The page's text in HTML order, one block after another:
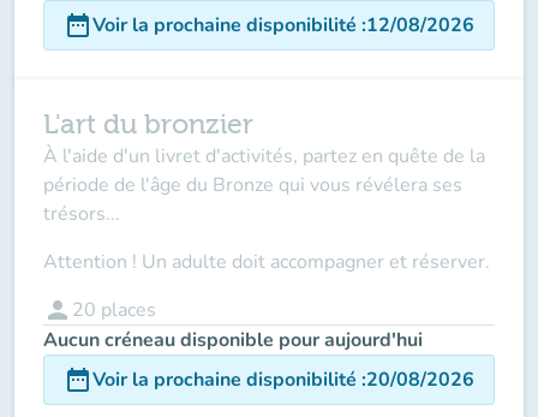
date_rangeVoir la prochaine disponibilité :12/08/2026
L'art du bronzier
À l'aide d'un livret d'activités, partez en quête de la
période de l'âge du Bronze qui vous révélera ses
trésors...
Attention ! Un adulte doit accompagner et réserver.
person 20 places
Aucun créneau disponible pour aujourd'hui
date_rangeVoir la prochaine disponibilité :20/08/2026